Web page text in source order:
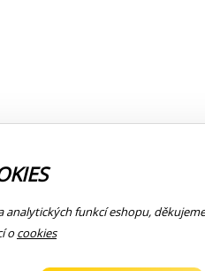
funkcí eshopu,
ocookies